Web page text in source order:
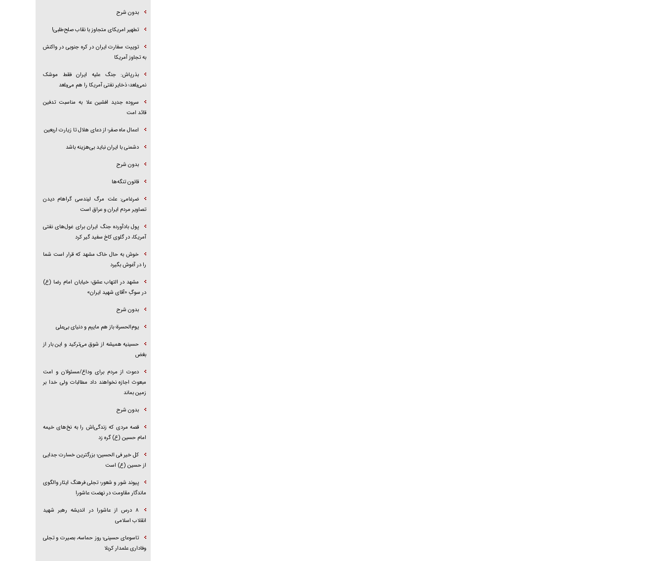
بدون شرح
تطهیر امریکای متجاوز با نقاب صلح‌طلبی!
توییت سفارت ایران در کره جنوبی در واکنش
به تجاوز آمریکا
بذرپاش: ‏جنگ علیه ایران فقط موشک
نمی‌بلعد؛ ذخایر نفتی آمریکا را هم می‌بلعد
سروده جدید افشین علا به مناسبت تدفین
قائد امت
اعمال ماه صفر؛ از دعای هلال تا زیارت اربعین
دشمنی با ایران نباید بی‌هزینه باشد
بدون شرح
قانون تنگه‌ها
ضرغامی: علت مرگ لیندسی گراهام دیدن
تصاویر مردم ایران و عراق است
پول بادآورده جنگ ایران برای غول‌های نفتی
آمریکا، در گلوی کاخ سفید گیر کرد
خوش به حال خاک مشهد که قرار است شما
را در آغوش بگیرد
مشهد در التهاب عشق؛ خیابان امام رضا (ع)
در سوگِ «آقای شهید ایران»
بدون شرح
یوم‌الحسرة؛ باز هم ماییم و دنیای بی‌علی
حسینیه همیشه از شوق می‌ترکید و این بار از
بغض
دعوت از مردم برای وداع/مسئولان و امت
مبعوث اجازه نخواهند داد مطالبات ولی خدا بر
زمین بماند
بدون شرح
قصه مردی که زندگی‌اش را به نخ‌های خیمه
امام حسین (ع) گره زد
کل خیر فی الحسین؛ بزرگترین خسارت جدایی
از حسین (ع) است
پیوند شور و شعور؛ تجلی فرهنگ ایثار والگوی
ماندگار مقاومت در نهضت عاشورا
۸ درس از عاشورا در اندیشه رهبر شهید
انقلاب اسلامی
تاسوعای حسینی؛ روز حماسه، بصیرت و تجلی
وفاداری علمدار کربلا